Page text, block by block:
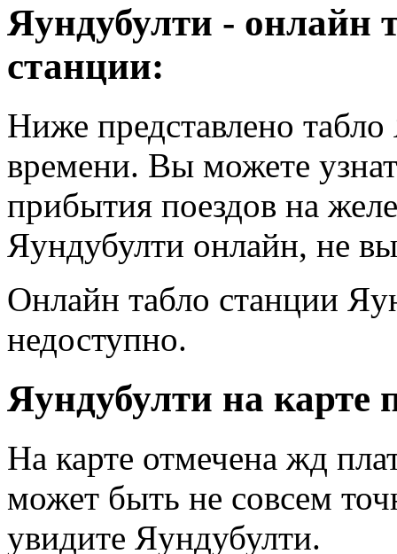
Яундубулти - онлайн
станции:
Ниже представлено
времени. Вы можете
прибытия поездов на
Яундубулти онлайн, не
Онлайн табло станции
недоступно.
Яундубулти на карте
На карте отмечена жд
может быть не совсем
увидите Яундубулти.